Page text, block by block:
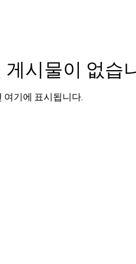
시물이 없습
기에 표시됩니다.